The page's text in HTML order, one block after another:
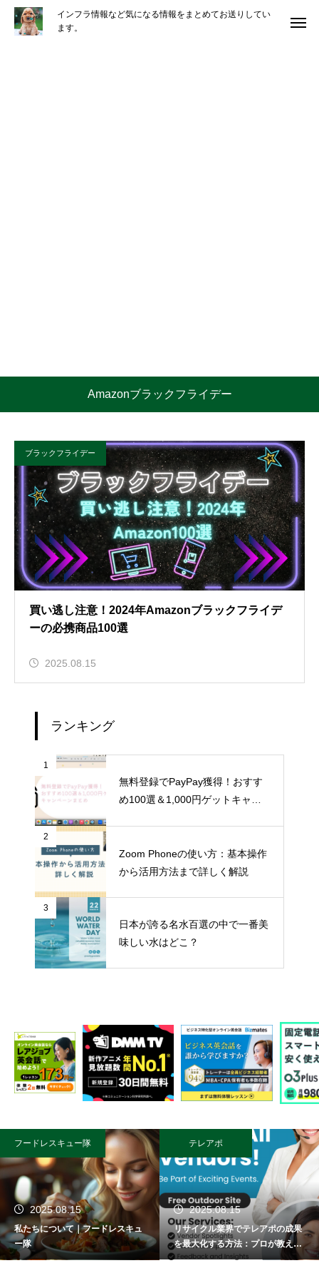
インフラ情報など気になる情報をまとめてお送りしてい
ます。
Amazonブラックフライデー
ブラックフライデー
買い逃し注意！2024年Amazonブラックフライデ
ーの必携商品100選
2025.08.15
ランキング
1
無料登録でPayPay獲得！おすす
め100選＆1,000円ゲットキャン
2
Zoom Phoneの使い方：基本操作
から活用方法まで詳しく解説
3
日本が誇る名水百選の中で一番美
味しい水はどこ？
フードレスキュー隊
2025.08.15
私たちについて｜フードレスキュ
ー隊
テレアポ
2025.08.15
リサイクル業界でテレアポの成果
を最大化する方法：プロが教える
成功術